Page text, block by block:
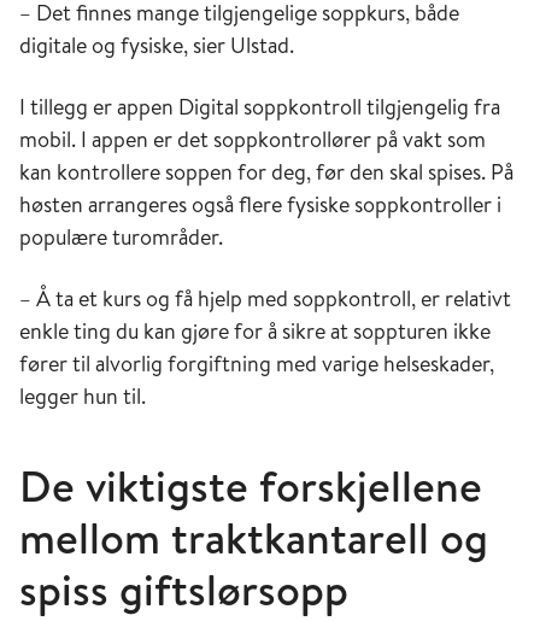
– Det finnes mange tilgjengelige soppkurs, både
digitale og fysiske, sier Ulstad.
I tillegg er appen Digital soppkontroll tilgjengelig fra
mobil. I appen er det soppkontrollører på vakt som
kan kontrollere soppen for deg, før den skal spises. På
høsten arrangeres også flere fysiske soppkontroller i
populære turområder.
– Å ta et kurs og få hjelp med soppkontroll, er relativt
enkle ting du kan gjøre for å sikre at soppturen ikke
fører til alvorlig forgiftning med varige helseskader,
legger hun til.
De viktigste forskjellene
mellom traktkantarell og
spiss giftslørsopp